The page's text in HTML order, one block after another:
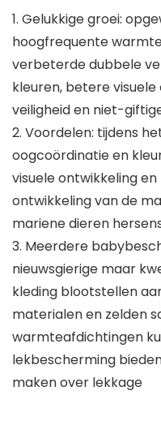
1. Gelukkige groei:
hoogfrequente
verbeterde dubbele
kleuren, betere visuele
veiligheid en niet-
2. Voordelen: tijdens
oogcoördinatie en
visuele ontwikkeling
ontwikkeling van de
mariene dieren
3. Meerdere
nieuwsgierige maar
kleding blootstellen
materialen en zelden
warmteafdichtingen
lekbescherming
maken over lekkage